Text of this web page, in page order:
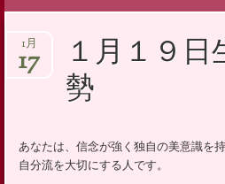
ン
へ
ス
１月１９
勢
1月
17
あなたは、信念が強く独自の美意識を
自分流を大切にする人です。